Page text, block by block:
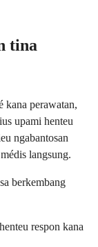
tina
kana perawatan,
upami henteu
ngabantosan
langsung.
berkembang
respon kana